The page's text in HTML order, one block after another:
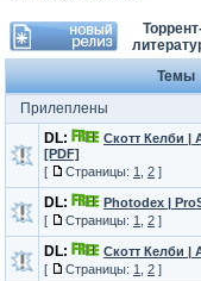
Темы
Прилеплены
DL:
Скотт Келби |
[PDF]
[
Страницы: 1 2 ]
DL:
Photodex |
[
Страницы: 1 2 ]
DL:
Скотт Келби |
[
Страницы: 1 2 ]